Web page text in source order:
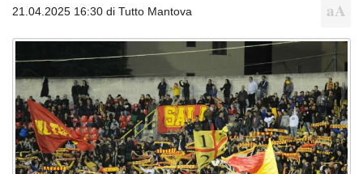
21.04.2025 16:30 di Tutto Mantova